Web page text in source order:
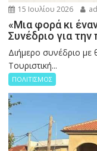
15 Ιουλίου 2026
«Μια φορά κι
Συνέδριο για την
Διήμερο συνέδριο με
Τουριστική...
ΠΟΛΙΤΙΣΜΟΣ